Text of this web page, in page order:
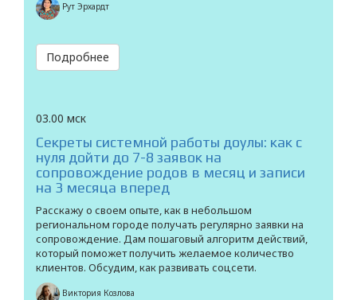
Рут Эрхардт
Подробнее
03.00 мск
Секреты системной работы доулы: как с
нуля дойти до 7-8 заявок на
сопровождение родов в месяц и записи
на 3 месяца вперед
Расскажу о своем опыте, как в небольшом
региональном городе получать регулярно заявки на
сопровождение. Дам пошаговый алгоритм действий,
который поможет получить желаемое количество
клиентов. Обсудим, как развивать соцсети.
Виктория Козлова